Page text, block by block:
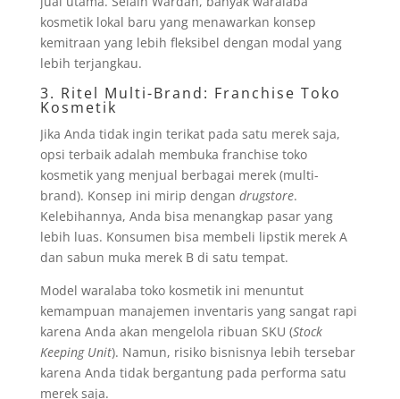
kosmetik lokal baru yang menawarkan konsep
kemitraan yang lebih fleksibel dengan modal yang
lebih terjangkau.
3. Ritel Multi-Brand: Franchise Toko
Kosmetik
Jika Anda tidak ingin terikat pada satu merek saja,
opsi terbaik adalah membuka franchise toko
kosmetik yang menjual berbagai merek (multi-
brand). Konsep ini mirip dengan drugstore.
Kelebihannya, Anda bisa menangkap pasar yang
lebih luas. Konsumen bisa membeli lipstik merek A
dan sabun muka merek B di satu tempat.
Model waralaba toko kosmetik ini menuntut
kemampuan manajemen inventaris yang sangat rapi
karena Anda akan mengelola ribuan SKU (Stock
Keeping Unit). Namun, risiko bisnisnya lebih tersebar
karena Anda tidak bergantung pada performa satu
merek saja.